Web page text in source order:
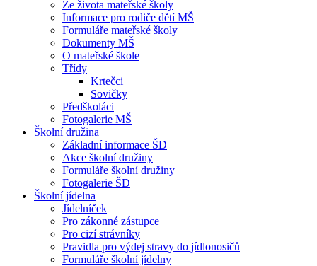
Ze života mateřské školy
Informace pro rodiče dětí MŠ
Formuláře mateřské školy
Dokumenty MŠ
O mateřské škole
Třídy
Krtečci
Sovičky
Předškoláci
Fotogalerie MŠ
Školní družina
Základní informace ŠD
Akce školní družiny
Formuláře školní družiny
Fotogalerie ŠD
Školní jídelna
Jídelníček
Pro zákonné zástupce
Pro cizí strávníky
Pravidla pro výdej stravy do jídlonosičů
Formuláře školní jídelny